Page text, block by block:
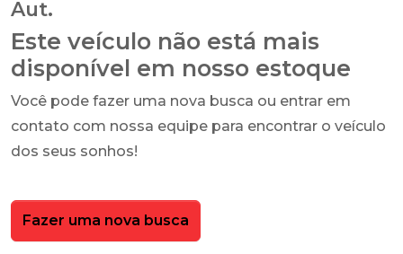
Aut.
Este veículo não está mais
disponível em nosso estoque
Você pode fazer uma nova busca ou entrar em
contato com nossa equipe para encontrar o veículo
dos seus sonhos!
Fazer uma nova busca